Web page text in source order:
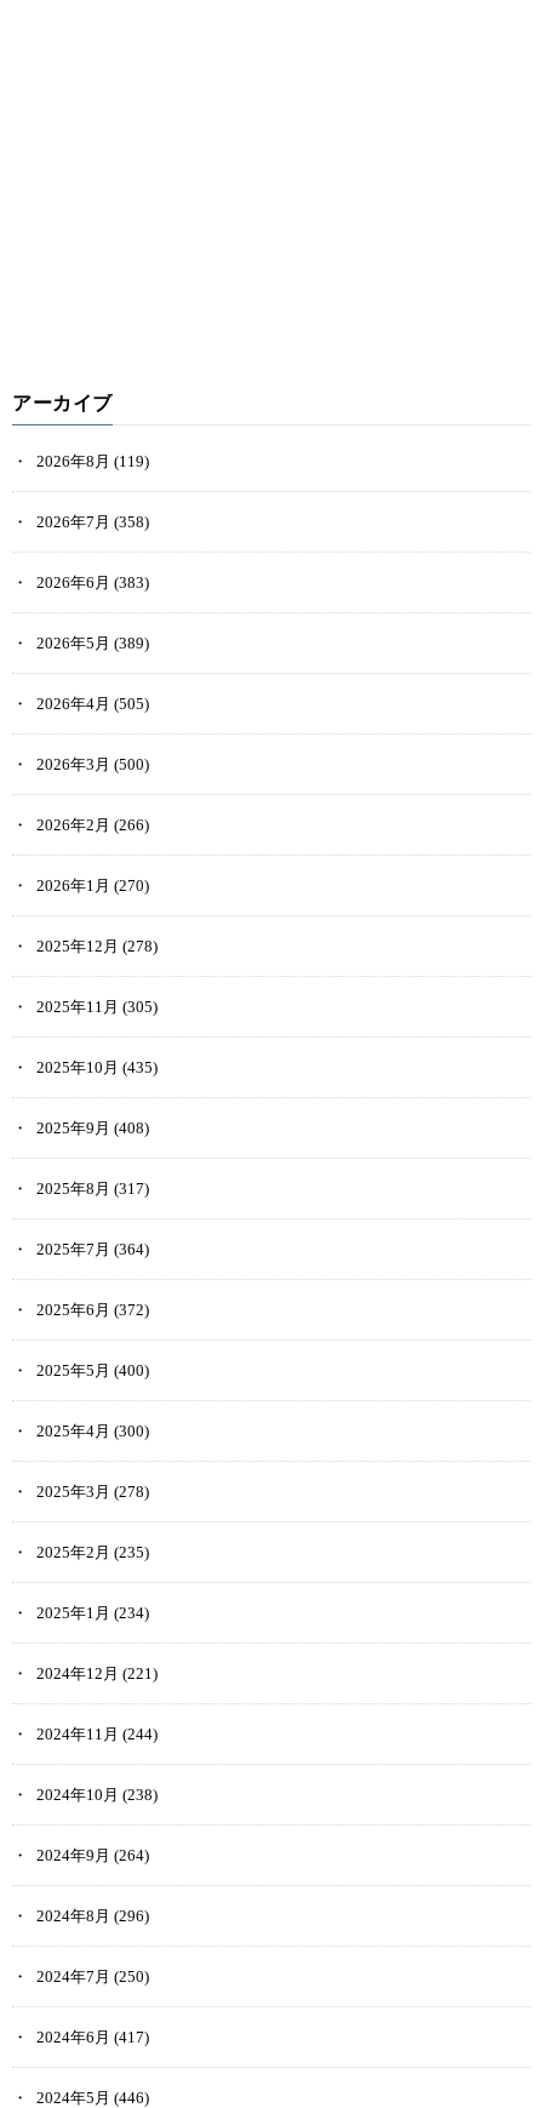
アーカイブ
2026年8月 (119)
2026年7月 (358)
2026年6月 (383)
2026年5月 (389)
2026年4月 (505)
2026年3月 (500)
2026年2月 (266)
2026年1月 (270)
2025年12月 (278)
2025年11月 (305)
2025年10月 (435)
2025年9月 (408)
2025年8月 (317)
2025年7月 (364)
2025年6月 (372)
2025年5月 (400)
2025年4月 (300)
2025年3月 (278)
2025年2月 (235)
2025年1月 (234)
2024年12月 (221)
2024年11月 (244)
2024年10月 (238)
2024年9月 (264)
2024年8月 (296)
2024年7月 (250)
2024年6月 (417)
2024年5月 (446)